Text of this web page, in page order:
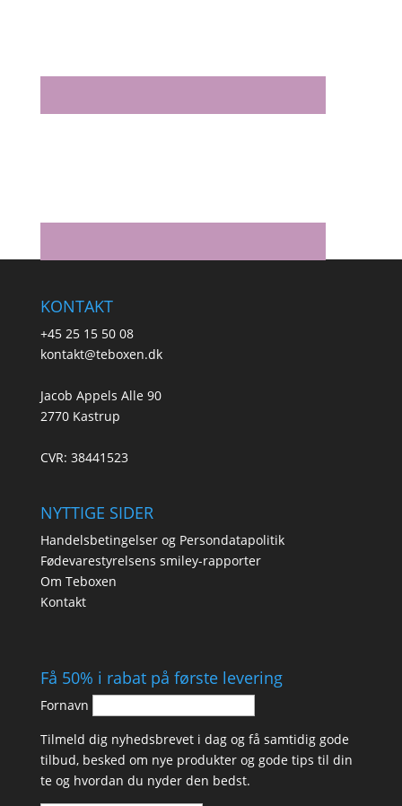
KONTAKT
+45 25 15 50 08
kontakt@teboxen.dk
Jacob Appels Alle 90
2770 Kastrup
CVR: 38441523
NYTTIGE SIDER
Handelsbetingelser og Persondatapolitik
Fødevarestyrelsens smiley-rapporter
Om Teboxen
Kontakt
Få 50% i rabat på første levering
Fornavn
Tilmeld dig nyhedsbrevet i dag og få samtidig gode
tilbud, besked om nye produkter og gode tips til din
te og hvordan du nyder den bedst.